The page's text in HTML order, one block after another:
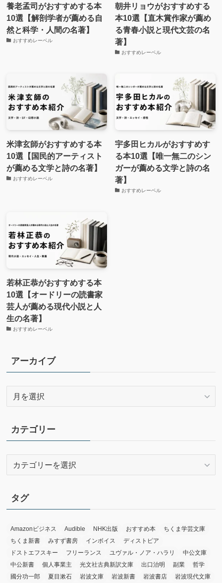
養老孟司がおすすめする本
10選【解剖学者が薦める自
然と科学・人間の名著】
おすすめレーベル
朝井リョウがおすすめする
本10選【直木賞作家が薦め
る青春小説と現代文芸の名
著】
おすすめレーベル
米津玄師がおすすめする本
10選【国民的アーティスト
が薦める文学と詩の名著】
おすすめレーベル
宇多田ヒカルがおすすめす
る本10選【唯一無二のシン
ガーが薦める文学と詩の名
著】
おすすめレーベル
若林正恭がおすすめする本
10選【オードリーの読書家
芸人が薦める現代小説と人
生の名著】
おすすめレーベル
アーカイブ
イ
ブ
カテゴリー
リ
ー
タグ
Amazonビジネス Audible NHK出版 おすすめ本
ちくま学芸文庫
ちくま新書
みすず書房 インボイス
ディストピア
ドストエフスキー
フリーランス ユヴァル・ノア・ハラリ
中公文庫
中公新書
個人事業主 光文社古典新訳文庫 出口治明 副業
哲学
國分功一郎
夏目漱石 岩波文庫 岩波新書 岩波書店 岩波現代文庫